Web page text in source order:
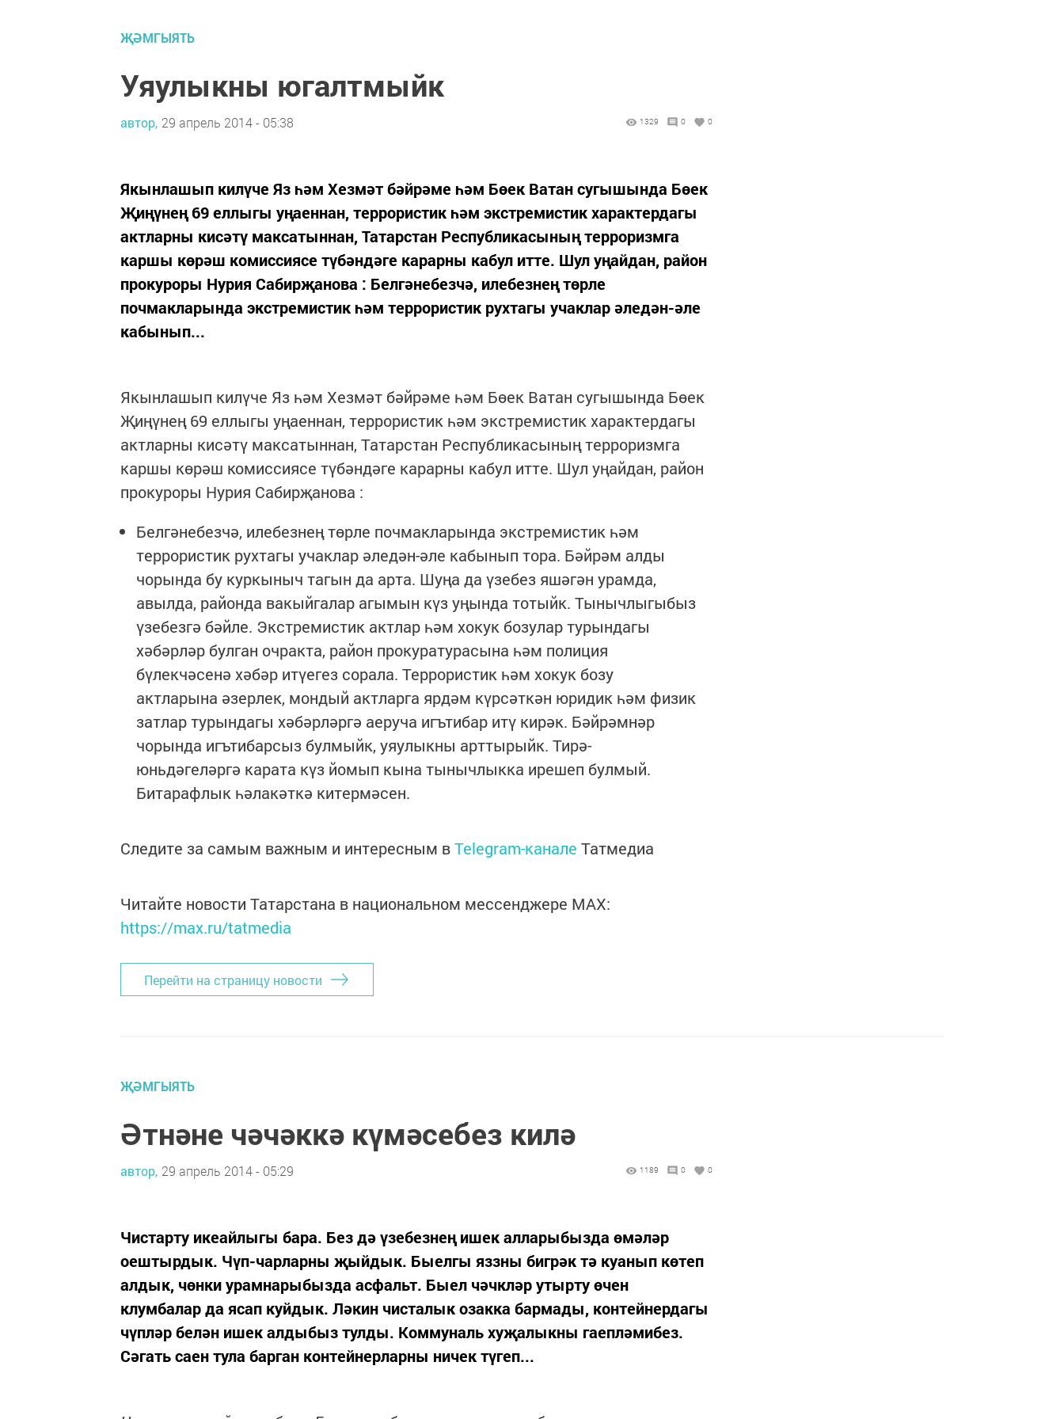
ҖӘМГЫЯТЬ
Уяулыкны югалтмыйк
автор, 29 апрель 2014 - 05:38 1329 0 0
Якынлашып килүче Яз һәм Хезмәт бәйрәме һәм Бөек Ватан сугышында Бөек
Җиңүнең 69 еллыгы уңаеннан, террористик һәм экстремистик характердагы
актларны кисәтү максатыннан, Татарстан Республикасының терроризмга
каршы көрәш комиссиясе түбәндәге карарны кабул итте. Шул уңайдан, район
прокуроры Нурия Сабирҗанова : Белгәнебезчә, илебезнең төрле
почмакларында экстремистик һәм террористик рухтагы учаклар әледән-әле
кабынып...
Якынлашып килүче Яз һәм Хезмәт бәйрәме һәм Бөек Ватан сугышында Бөек
Җиңүнең 69 еллыгы уңаеннан, террористик һәм экстремистик характердагы
актларны кисәтү максатыннан, Татарстан Республикасының терроризмга
каршы көрәш комиссиясе түбәндәге карарны кабул итте. Шул уңайдан, район
прокуроры Нурия Сабирҗанова :
Белгәнебезчә, илебезнең төрле почмакларында экстремистик һәм
террористик рухтагы учаклар әледән-әле кабынып тора. Бәйрәм алды
чорында бу куркыныч тагын да арта. Шуңа да үзебез яшәгән урамда,
авылда, районда вакыйгалар агымын күз уңында тотыйк. Тынычлыгыбыз
үзебезгә бәйле. Экстремистик актлар һәм хокук бозулар турындагы
хәбәрләр булган очракта, район прокуратурасына һәм полиция
бүлекчәсенә хәбәр итүегез сорала. Террористик һәм хокук бозу
актларына әзерлек, мондый актларга ярдәм күрсәткән юридик һәм физик
затлар турындагы хәбәрләргә аеруча игътибар итү кирәк. Бәйрәмнәр
чорында игътибарсыз булмыйк, уяулыкны арттырыйк. Тирә-
юньдәгеләргә карата күз йомып кына тынычлыкка ирешеп булмый.
Битарафлык һәлакәткә китермәсен.
Следите за самым важным и интересным вTelegram-канале Татмедиа
Читайте новости Татарстана в национальном мессенджере MАХ:
https://max.ru/tatmedia
Перейти на страницу новости
ҖӘМГЫЯТЬ
Әтнәне чәчәккә күмәсебез килә
автор, 29 апрель 2014 - 05:29 1189 0 0
Чистарту икеайлыгы бара. Без дә үзебезнең ишек алларыбызда өмәләр
оештырдык. Чүп-чарларны җыйдык. Быелгы яззны бигрәк тә куанып көтеп
алдык, чөнки урамнарыбызда асфальт. Быел чәчкләр утырту өчен
клумбалар да ясап куйдык. Ләкин чисталык озакка бармады, контейнердагы
чүпләр белән ишек алдыбыз тулды. Коммуналь хуҗалыкны гаепләмибез.
Сәгать саен тула барган контейнерларны ничек түгеп...